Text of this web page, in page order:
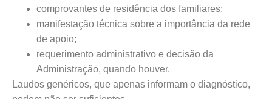
comprovantes de residência dos familiares;
manifestação técnica sobre a importância da rede
de apoio;
requerimento administrativo e decisão da
Administração, quando houver.
Laudos genéricos, que apenas informam o diagnóstico,